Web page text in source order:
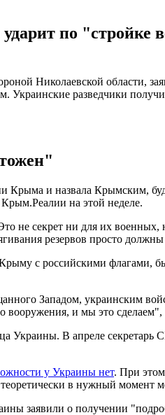
по
Николаевской области,
разведчики
Крыма и назвала Крымским,
на этой неделе.
не секрет ни для их
резервов просто должны
с российскими флагами,
Западом, украинским
вооружения, и мы это сделаем",
Украины. В апреле
у Украины нет. При этом
в нужный момент
заявили о получении